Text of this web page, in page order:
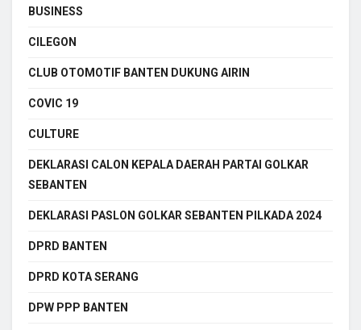
BUSINESS
CILEGON
CLUB OTOMOTIF BANTEN DUKUNG AIRIN
COVIC 19
CULTURE
DEKLARASI CALON KEPALA DAERAH PARTAI GOLKAR
SEBANTEN
DEKLARASI PASLON GOLKAR SEBANTEN PILKADA 2024
DPRD BANTEN
DPRD KOTA SERANG
DPW PPP BANTEN